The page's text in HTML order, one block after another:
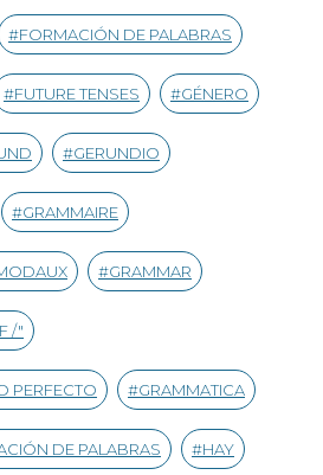
FORMACIÓN DE PALABRAS
FUTURE TENSES GÉNERO
GERUNDIO
GRAMMAIRE
GRAMMAR
/"
PERFECTO GRAMMATICA
DE PALABRAS HAY